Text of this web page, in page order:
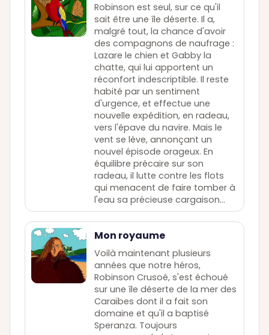
Robinson est seul, sur ce qu'il
sait être une île déserte. Il a,
malgré tout, la chance d'avoir
des compagnons de naufrage :
Lazare le chien et Gabby la
chatte, qui lui apportent un
réconfort indescriptible. Il reste
habité par un sentiment
d'urgence, et effectue une
nouvelle expédition, en radeau,
vers l'épave du navire. Mais le
vent se lève, annonçant un
nouvel épisode orageux. En
équilibre précaire sur son
radeau, il lutte contre les flots
qui menacent de faire tomber à
l'eau sa précieuse cargaison...
Mon royaume
Voilà maintenant plusieurs
années que notre héros,
Robinson Crusoé, s'est échoué
sur une île déserte de la mer des
Caraïbes dont il a fait son
domaine et qu'il a baptisé
Speranza. Toujours